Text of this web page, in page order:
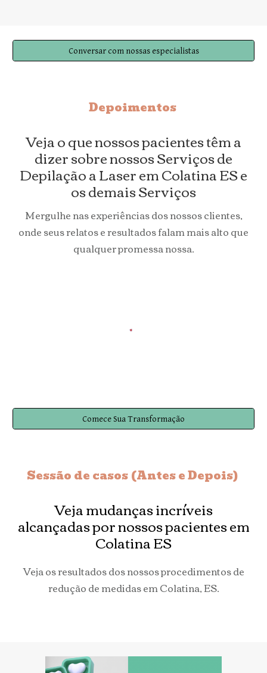
Conversar com nossas especialistas
Depoimentos
Veja o que nossos pacientes têm a
dizer sobre nossos Serviços de
Depilação a Laser em Colatina ES e
os demais Serviços
Mergulhe nas experiências dos nossos clientes,
onde seus relatos e resultados falam mais alto que
qualquer promessa nossa.
Comece Sua Transformação
Sessão de casos (Antes e Depois)
Veja mudanças incríveis
alcançadas por nossos pacientes em
Colatina ES
Veja os resultados dos nossos procedimentos de
redução de medidas em Colatina, ES.